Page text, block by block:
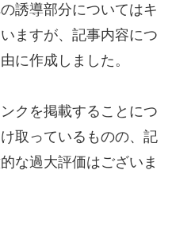
誘導部分についてはキ
ますが、 記事内容につ
に作成しました。
クを掲載することにつ
取っているものの、 記
な過大評価はございま